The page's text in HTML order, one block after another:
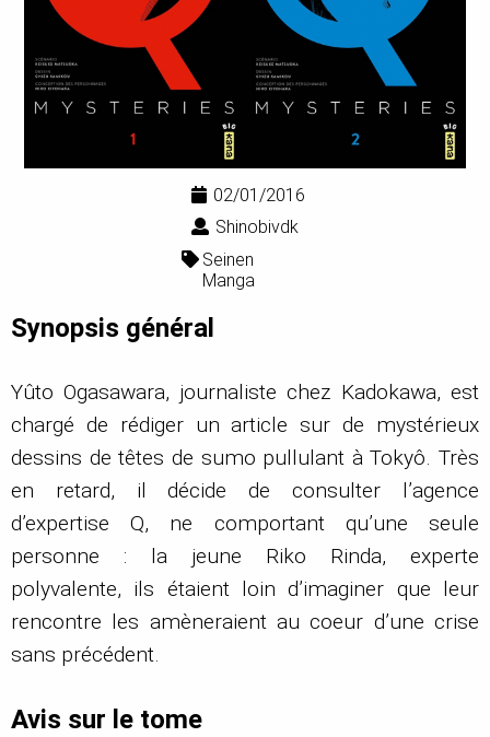
02/01/2016
Shinobivdk
Seinen
Manga
Synopsis général
Yûto Ogasawara, journaliste chez Kadokawa, est
chargé de rédiger un article sur de mystérieux
dessins de têtes de sumo pullulant à Tokyô. Très
en retard, il décide de consulter l’agence
d’expertise Q, ne comportant qu’une seule
personne : la jeune Riko Rinda, experte
polyvalente, ils étaient loin d’imaginer que leur
rencontre les amèneraient au coeur d’une crise
sans précédent.
Avis sur le tome